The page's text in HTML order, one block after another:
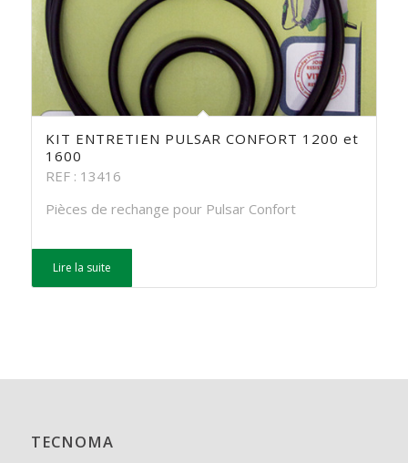
KIT ENTRETIEN PULSAR CONFORT 1200 et
1600
REF : 13416
Pièces de rechange pour Pulsar Confort
Lire la suite
TECNOMA